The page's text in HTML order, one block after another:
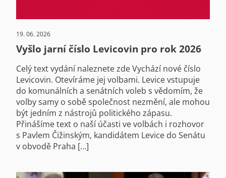
19. 06. 2026
Vyšlo jarní číslo Levicovin pro rok 2026
Celý text vydání naleznete zde Vychází nové číslo
Levicovin. Otevíráme jej volbami. Levice vstupuje
do komunálních a senátních voleb s vědomím, že
volby samy o sobě společnost nezmění, ale mohou
být jedním z nástrojů politického zápasu.
Přinášíme text o naší účasti ve volbách i rozhovor
s Pavlem Čižinským, kandidátem Levice do Senátu
v obvodě Praha […]